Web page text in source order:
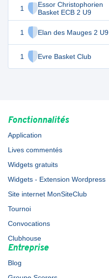
1
Essor Christophorien
Basket ECB 2 U9
1 Elan des Mauges 2 U9
1 Evre Basket Club
0
0 0
0
Fonctionnalités
Application
Lives commentés
Widgets gratuits
Widgets - Extension Wordpress
Site internet MonSiteClub
Tournoi
Convocations
Clubhouse
Entreprise
Blog